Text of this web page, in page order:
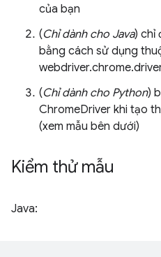
của bạn
(Chỉ dành cho Java) chỉ
bằng cách sử dụng
(Chỉ dành cho Python)
ChromeDriver khi tạo
(xem mẫu bên dưới)
Kiểm thử mẫu
Java: